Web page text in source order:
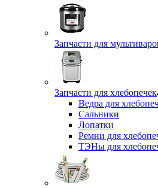
Запчасти для
Запчасти для хлебопечек
Ведра для
Сальники
Лопатки
Ремни для
ТЭНы для